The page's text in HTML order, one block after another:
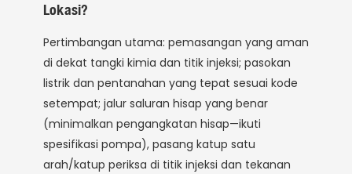
Lokasi?
Pertimbangan utama: pemasangan yang aman
di dekat tangki kimia dan titik injeksi; pasokan
listrik dan pentanahan yang tepat sesuai kode
setempat; jalur saluran hisap yang benar
(minimalkan pengangkatan hisap—ikuti
spesifikasi pompa), pasang katup satu
arah/katup periksa di titik injeksi dan tekanan